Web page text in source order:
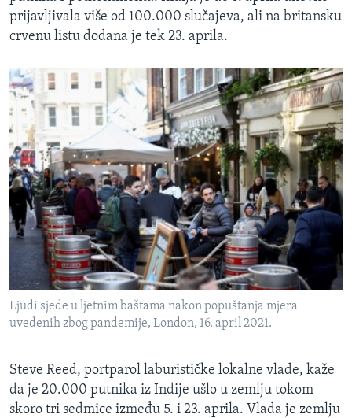
prijavljivala više od 100.000 slučajeva, ali na britansku
crvenu listu dodana je tek 23. aprila.
Ljudi sjede u ljetnim baštama nakon popuštanja mjera
uvedenih zbog pandemije, London, 16. april 2021.
Steve Reed, portparol laburističke lokalne vlade, kaže
da je 20.000 putnika iz Indije ušlo u zemlju tokom
skoro tri sedmice između 5. i 23. aprila. Vlada je zemlju